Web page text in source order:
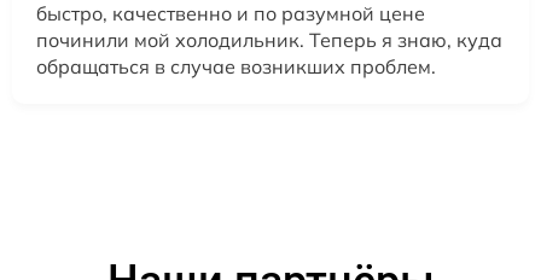
быстро, качественно и по разумной цене
починили мой холодильник. Теперь я знаю, куда
обращаться в случае возникших проблем.